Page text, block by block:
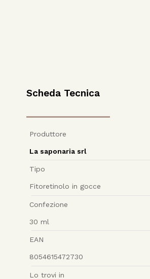
Scheda Tecnica
Produttore
La saponaria srl
Tipo
Fitoretinolo in gocce
Confezione
30 ml
EAN
8054615472730
Lo trovi in